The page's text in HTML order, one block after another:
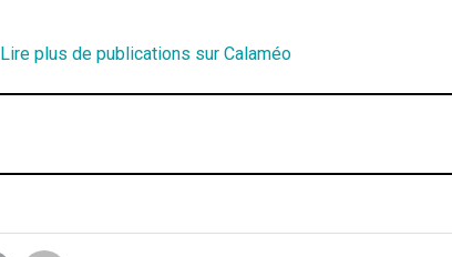
Lire plus de publications sur Calaméo